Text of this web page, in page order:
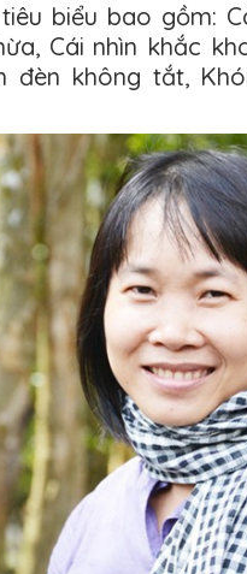
biểu bao gồm:
Cái nhìn khắc
đèn không tắt,